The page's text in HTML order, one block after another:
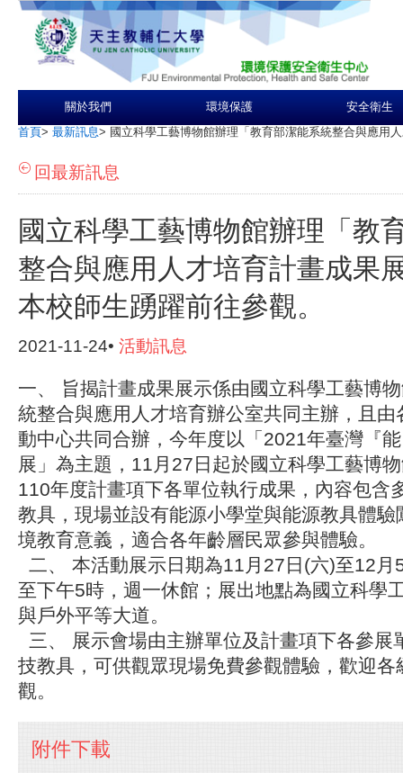
關於我們 環境保護 安全衛生
首頁> 最新訊息> 國立科學工藝博物館辦理「教育部潔能系統整合與應用
回最新訊息
國立科學工藝博物館辦理「教
整合與應用人才培育計畫成果
本校師生踴躍前往參觀。
2021-11-24• 活動訊息
一、 旨揭計畫成果展示係由國立科學工藝博
統整合與應用人才培育辦公室共同主辦，且由
動中心共同合辦，今年度以「2021年臺灣『
展」為主題，11月27日起於國立科學工藝博
110年度計畫項下各單位執行成果，內容包含
教具，現場並設有能源小學堂與能源教具體驗
境教育意義，適合各年齡層民眾參與體驗。
二、 本活動展示日期為11月27日(六)至12月
至下午5時，週一休館；展出地點為國立科學
與戶外平等大道。
三、 展示會場由主辦單位及計畫項下各參展
技教具，可供觀眾現場免費參觀體驗，歡迎各
觀。
附件下載